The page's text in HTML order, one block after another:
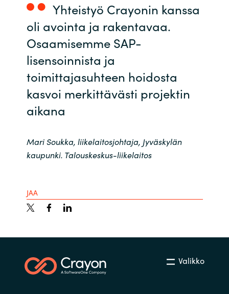
Sweden
Switzerland
Ukraine
United Kingdom
Yhteistyö Crayonin kanssa
oli avointa ja rakentavaa.
Osaamisemme SAP-
lisensoinnista ja
toimittajasuhteen hoidosta
kasvoi merkittävästi projektin
aikana
Mari Soukka, liikelaitosjohtaja, Jyväskylän
kaupunki. Talouskeskus-liikelaitos
JAA
Valikko